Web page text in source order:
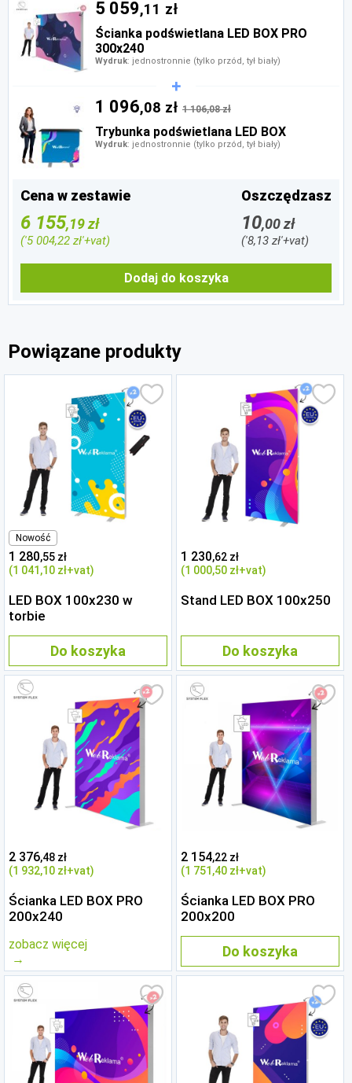
5 059,11 zł
Ścianka podświetlana LED BOX PRO
300x240
Wydruk: jednostronnie (tylko przód, tył biały)
1 096,08 zł 1 106,08 zł
Trybunka podświetlana LED BOX
Wydruk: jednostronnie (tylko przód, tył biały)
Cena w zestawie
6 155,19 zł
('5 004,22 zł'+vat)
Oszczędzasz
10,00 zł
('8,13 zł'+vat)
Dodaj do koszyka
Powiązane produkty
Nowość
1 280,55 zł
(1 041 ,10 zł+vat)
LED BOX 100x230 w
torbie
Do koszyka
1 230,62 zł
(1 000,50 zł+vat)
Stand LED BOX 100x250
Do koszyka
2 376,48 zł
(1 932,10 zł+vat)
Ścianka LED BOX PRO
200x240
zobacz więcej
2 154,22 zł
(1 751 ,40 zł+vat)
Ścianka LED BOX PRO
200x200
Do koszyka